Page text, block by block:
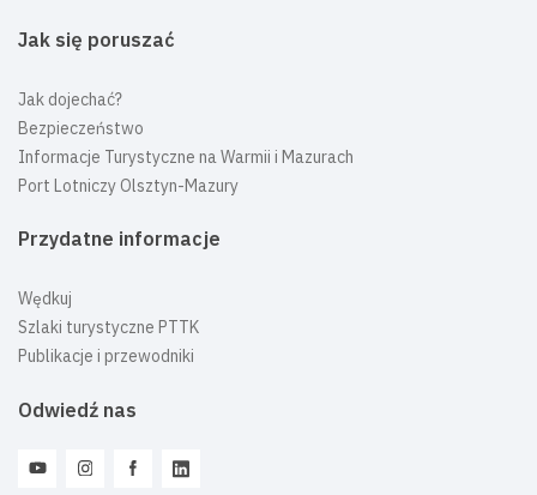
Jak się poruszać
Jak dojechać?
Bezpieczeństwo
Informacje Turystyczne na Warmii i Mazurach
Port Lotniczy Olsztyn-Mazury
Przydatne informacje
Wędkuj
Szlaki turystyczne PTTK
Publikacje i przewodniki
Odwiedź nas